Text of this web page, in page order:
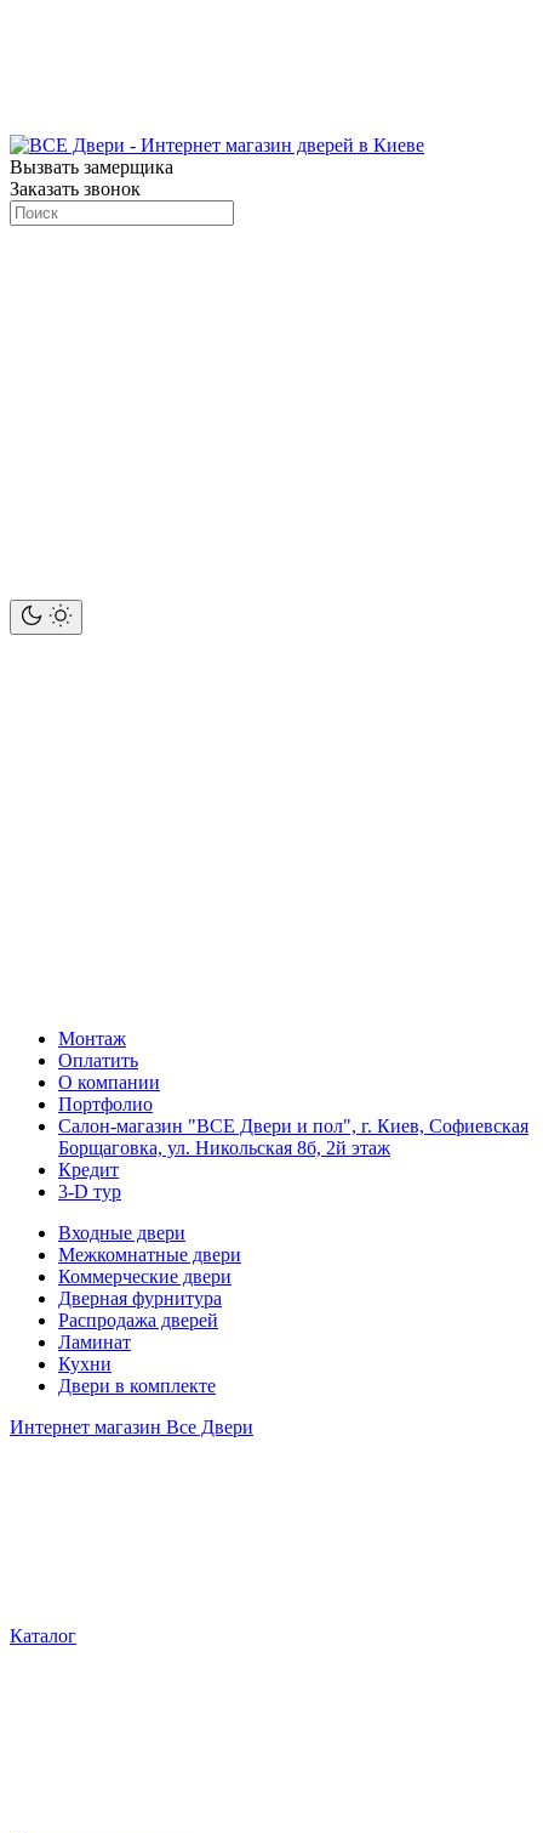
Вызвать замерщика
Заказать звонок
Монтаж
Оплатить
О компании
Портфолио
Салон-магазин "ВСЕ Двери и пол", г. Киев, Софиевская
Борщаговка, ул. Никольская 8б, 2й этаж
Кредит
3-D тур
Входные двери
Межкомнатные двери
Коммерческие двери
Дверная фурнитура
Распродажа дверей
Ламинат
Кухни
Двери в комплекте
Интернет магазин Все Двери
Каталог